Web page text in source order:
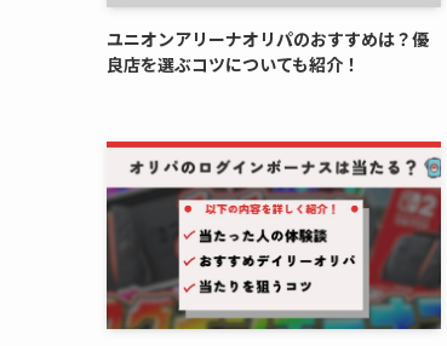
ユニオンアリーナオリパのおすすめは？優
良店を選ぶコツについても紹介！